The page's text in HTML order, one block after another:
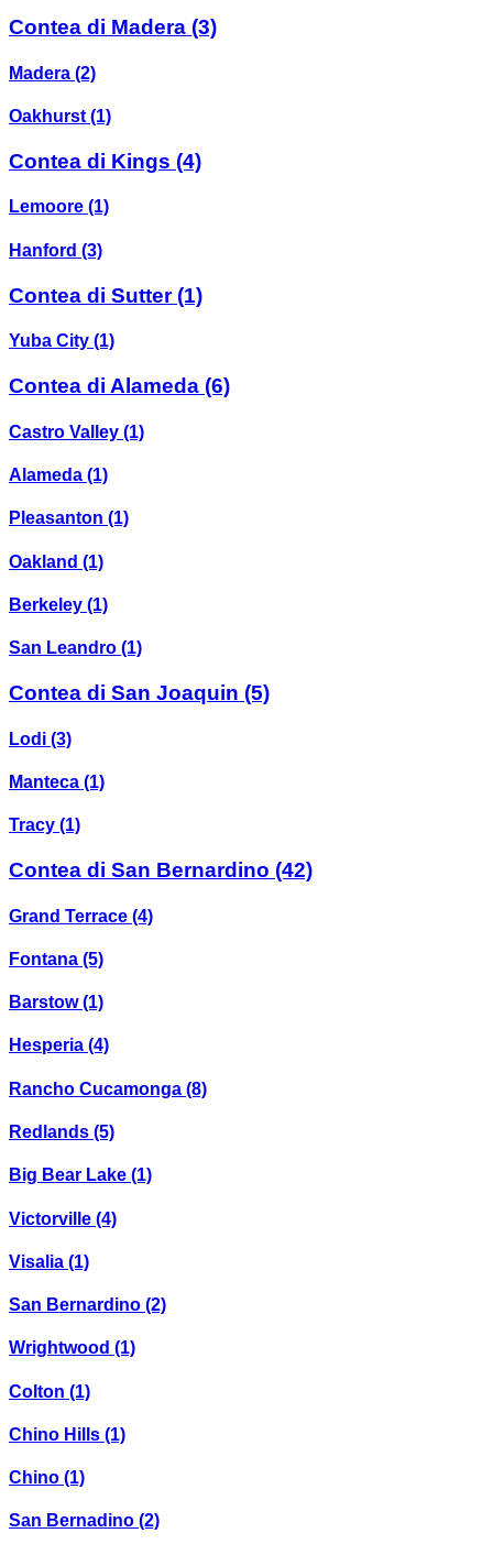
Contea di Madera (3)
Madera (2)
Oakhurst (1)
Contea di Kings (4)
Lemoore (1)
Hanford (3)
Contea di Sutter(1)
Yuba City (1)
Contea di Alameda (6)
Castro Valley (1)
Alameda (1)
Pleasanton (1)
Oakland (1)
Berkeley (1)
San Leandro (1)
Contea di San Joaquin (5)
Lodi (3)
Manteca (1)
Tracy (1)
Contea di San Bernardino (42)
Grand Terrace (4)
Fontana (5)
Barstow(1)
Hesperia (4)
Rancho Cucamonga (8)
Redlands (5)
Big Bear Lake (1)
Victorville (4)
Visalia (1)
San Bernardino (2)
Wrightwood (1)
Colton (1)
Chino Hills (1)
Chino (1)
San Bernadino (2)